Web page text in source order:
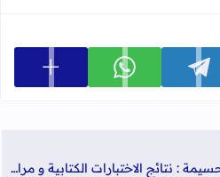
شارك على telegram شارك على whatsapp عرض
أكاديمية طنجة تطوان الحسيمة : نتائج الاختبارات الكتابية و مراكز ومواعيد إجراء الإختبارات الشفوية الخاصة بمباراة توظيف الاساتذة من الدرجة الثانية – دجنبر 2016